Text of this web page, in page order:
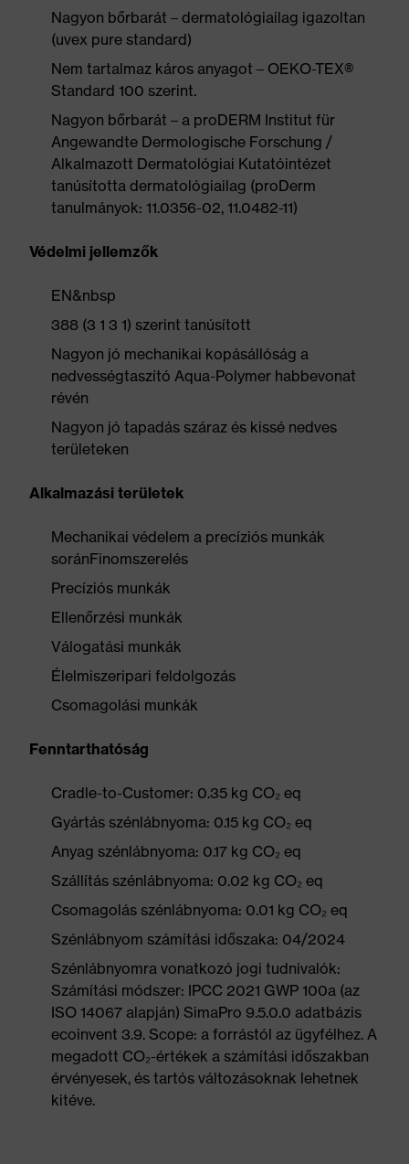
Nagyon bőrbarát – dermatológiailag igazoltan
(uvex pure standard)
Nem tartalmaz káros anyagot – OEKO-TEX®
Standard 100 szerint.
Nagyon bőrbarát – a proDERM Institut für
Angewandte Dermologische Forschung /
Alkalmazott Dermatológiai Kutatóintézet
tanúsította dermatológiailag (proDerm
tanulmányok: 11.0356-02, 11.0482-11)
Védelmi jellemzők
EN&nbsp
388 (3 1 3 1) szerint tanúsított
Nagyon jó mechanikai kopásállóság a
nedvességtaszító Aqua-Polymer habbevonat
révén
Nagyon jó tapadás száraz és kissé nedves
területeken
Alkalmazási területek
Mechanikai védelem a precíziós munkák
soránFinomszerelés
Precíziós munkák
Ellenőrzési munkák
Válogatási munkák
Élelmiszeripari feldolgozás
Csomagolási munkák
Fenntarthatóság
Cradle-to-Customer: 0.35 kg CO₂ eq
Gyártás szénlábnyoma: 0.15 kg CO₂ eq
Anyag szénlábnyoma: 0.17 kg CO₂ eq
Szállítás szénlábnyoma: 0.02 kg CO₂ eq
Csomagolás szénlábnyoma: 0.01 kg CO₂ eq
Szénlábnyom számítási időszaka: 04/2024
Szénlábnyomra vonatkozó jogi tudnivalók:
Számítási módszer: IPCC 2021 GWP 100a (az
ISO 14067 alapján) SimaPro 9.5.0.0 adatbázis
ecoinvent 3.9. Scope: a forrástól az ügyfélhez. A
megadott CO₂-értékek a számítási időszakban
érvényesek, és tartós változásoknak lehetnek
kitéve.